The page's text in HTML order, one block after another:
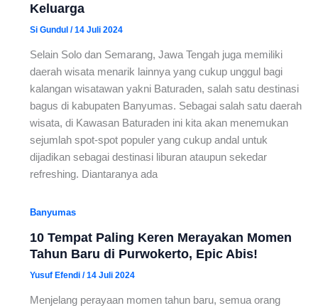
Keluarga
Si Gundul /14 Juli 2024
Selain Solo dan Semarang, Jawa Tengah juga memiliki
daerah wisata menarik lainnya yang cukup unggul bagi
kalangan wisatawan yakni Baturaden, salah satu destinasi
bagus di kabupaten Banyumas. Sebagai salah satu daerah
wisata, di Kawasan Baturaden ini kita akan menemukan
sejumlah spot-spot populer yang cukup andal untuk
dijadikan sebagai destinasi liburan ataupun sekedar
refreshing. Diantaranya ada
Banyumas
10 Tempat Paling Keren Merayakan Momen
Tahun Baru di Purwokerto, Epic Abis!
Yusuf Efendi /14 Juli 2024
Menjelang perayaan momen tahun baru, semua orang